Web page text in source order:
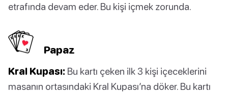
etrafında devam eder. Bu kişi içmek zorunda.
Papaz
Kral Kupası: Bu kartı çeken ilk 3 kişi içeceklerini
masanın ortasındaki Kral Kupası’na döker. Bu kartı